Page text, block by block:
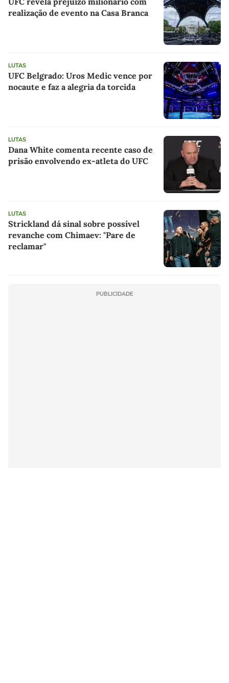
realização de evento na Casa Branca
LUTAS
UFC Belgrado: Uros Medic vence por
nocaute e faz a alegria da torcida
LUTAS
Dana White comenta recente caso de
prisão envolvendo ex-atleta do UFC
LUTAS
Strickland dá sinal sobre possível
revanche com Chimaev: "Pare de
reclamar"
PUBLICIDADE